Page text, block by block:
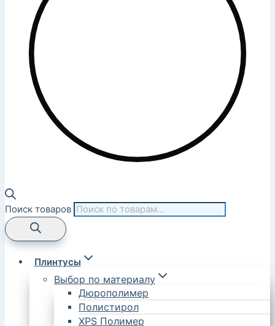
Поиск товаров
Плинтусы
Выбор по материалу
Дюрополимер
Полистирол
XPS Полимер